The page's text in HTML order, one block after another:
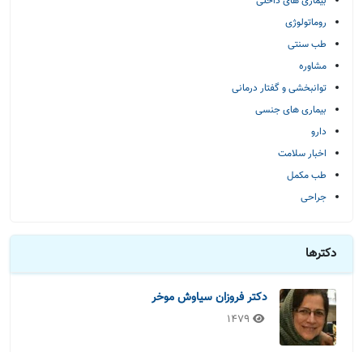
روماتولوژی
طب سنتی
مشاوره
توانبخشی و گفتار درمانی
بیماری های جنسی
دارو
اخبار سلامت
طب مکمل
جراحی
دکترها
دکتر فروزان سیاوش موخر
1479